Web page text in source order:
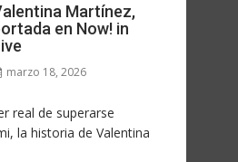
Martínez,
en Now! in
marzo 18, 2026
real de superarse
la historia de Valentina